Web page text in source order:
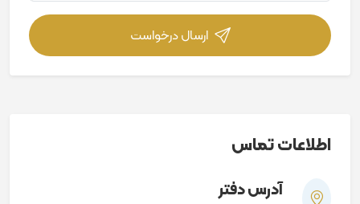
ارسال درخواست
اطلاعات تماس
آدرس دفتر